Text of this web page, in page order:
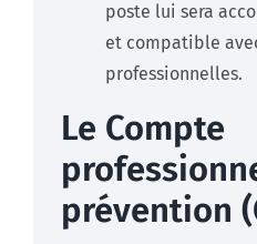
poste lui sera
et compatible
professionnelles.
Le Compte
prévention